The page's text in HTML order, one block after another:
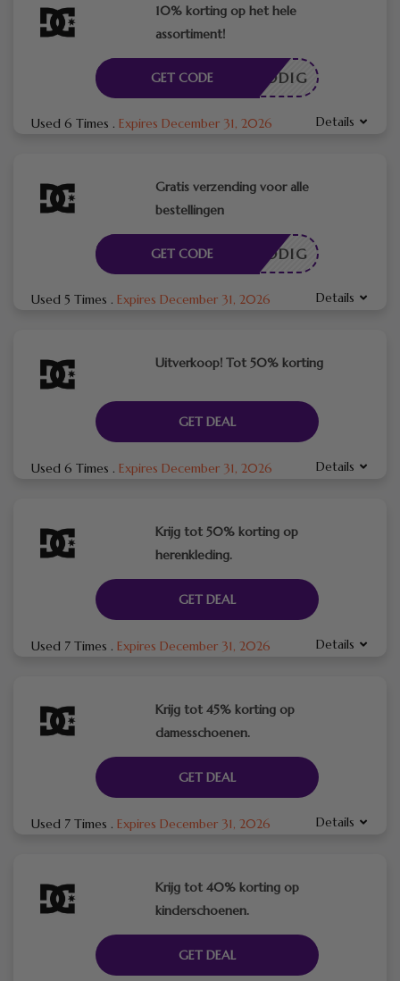
10% korting op het hele
assortiment!
DE NODIG
GET CODE
Used 6 Times . Expires December 31, 2026 Details
Gratis verzending voor alle
bestellingen
DE NODIG
GET CODE
Used 5 Times . Expires December 31, 2026 Details
Uitverkoop! Tot 50% korting
GET DEAL
Used 6 Times . Expires December 31, 2026 Details
Krijg tot 50% korting op
herenkleding.
GET DEAL
Used 7 Times . Expires December 31, 2026 Details
Krijg tot 45% korting op
damesschoenen.
GET DEAL
Used 7 Times . Expires December 31, 2026 Details
Krijg tot 40% korting op
kinderschoenen.
GET DEAL